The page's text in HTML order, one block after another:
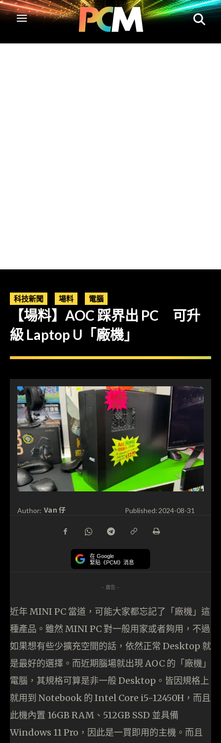
科技新聞 場料 電腦
【場料】AOC 踩界出 PC 可升
級 Laptop U「廠機」
Author: Van 仔 Published: 2024-08-31
在 Google
緊貼《PCM》消息
- 廣告 -
近年 MINI PC 當道，可能大家都忘記了「廠機」這
種產品。雖然 MINI PC 對一般用家或者夠用，不過
如果想有些少擴充空間的話，依然正常 Desktop 就
是最好的選擇。而近期腦場就出現 AOC 的「廠機」
電腦，其規格可算是非一般 Desktop。皆因規格上
就用到 Notebook 的 Intel Core i5-12450H，而且
此機內置 16GB RAM、512GB SSD 並具備
Windows 11 Pro，因此是一買即用的主機。而且